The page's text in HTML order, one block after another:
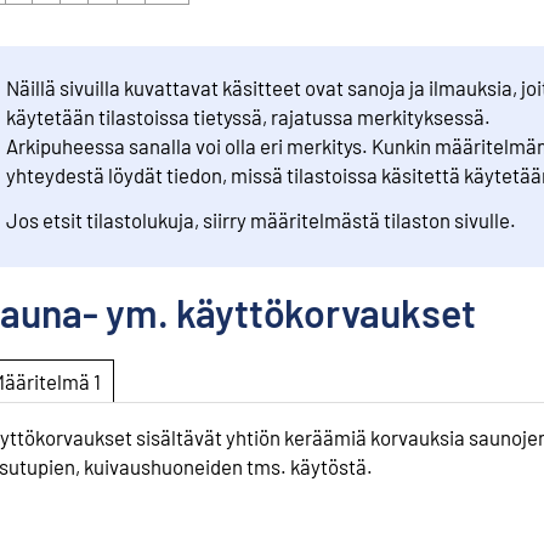
Näillä sivuilla kuvattavat käsitteet ovat sanoja ja ilmauksia,
käytetään tilastoissa tietyssä, rajatussa merkityksessä.
Arkipuheessa sanalla voi olla eri merkitys. Kunkin
yhteydestä löydät tiedon, missä tilastoissa käsitettä
Jos etsit tilastolukuja, siirry määritelmästä tilaston sivulle.
ym. käyttökorvaukset
Määritelmä 1
sisältävät yhtiön keräämiä korvauksia
kuivaushuoneiden tms. käytöstä.